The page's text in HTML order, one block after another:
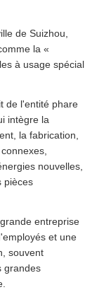
de Suizhou,
la «
à usage spécial
de l'entité phare
intègre la
la fabrication,
nouvelles,
pièces
entreprise
et une
souvent
grandes